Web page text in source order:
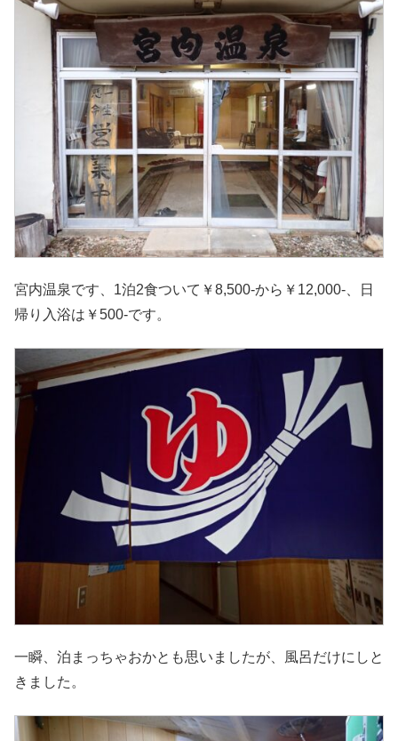
宮内温泉です、1泊2食ついて￥8,500-から￥12,000-、日
帰り入浴は￥500-です。
一瞬、泊まっちゃおかとも思いましたが、風呂だけにしと
きました。